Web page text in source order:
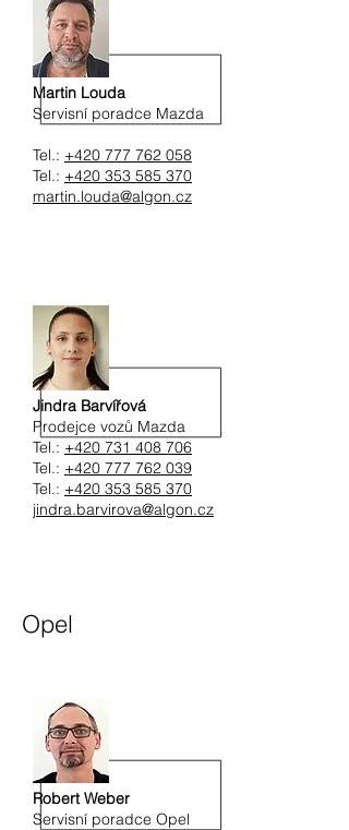
Martin Louda
Servisní poradce Mazda
Tel.: +420 777 762 058
Tel.: +420 353 585 370
martin.louda@algon.cz
Jindra Barvířová
Prodejce vozů Mazda
Tel.: +420 731 408 706
Tel.: +420 777 762 039
Tel.: +420 353 585 370
jindra.barvirova@algon.cz
Opel
Robert Weber
Servisní poradce Opel